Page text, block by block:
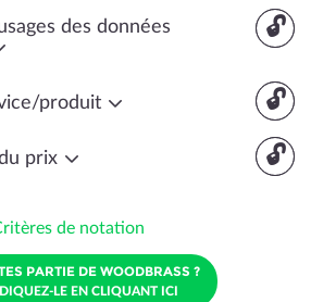
🔓
des données
🔓
produit
🔓
prix
de notation
PARTIE DE WOODBRASS ?
LE EN CLIQUANT ICI